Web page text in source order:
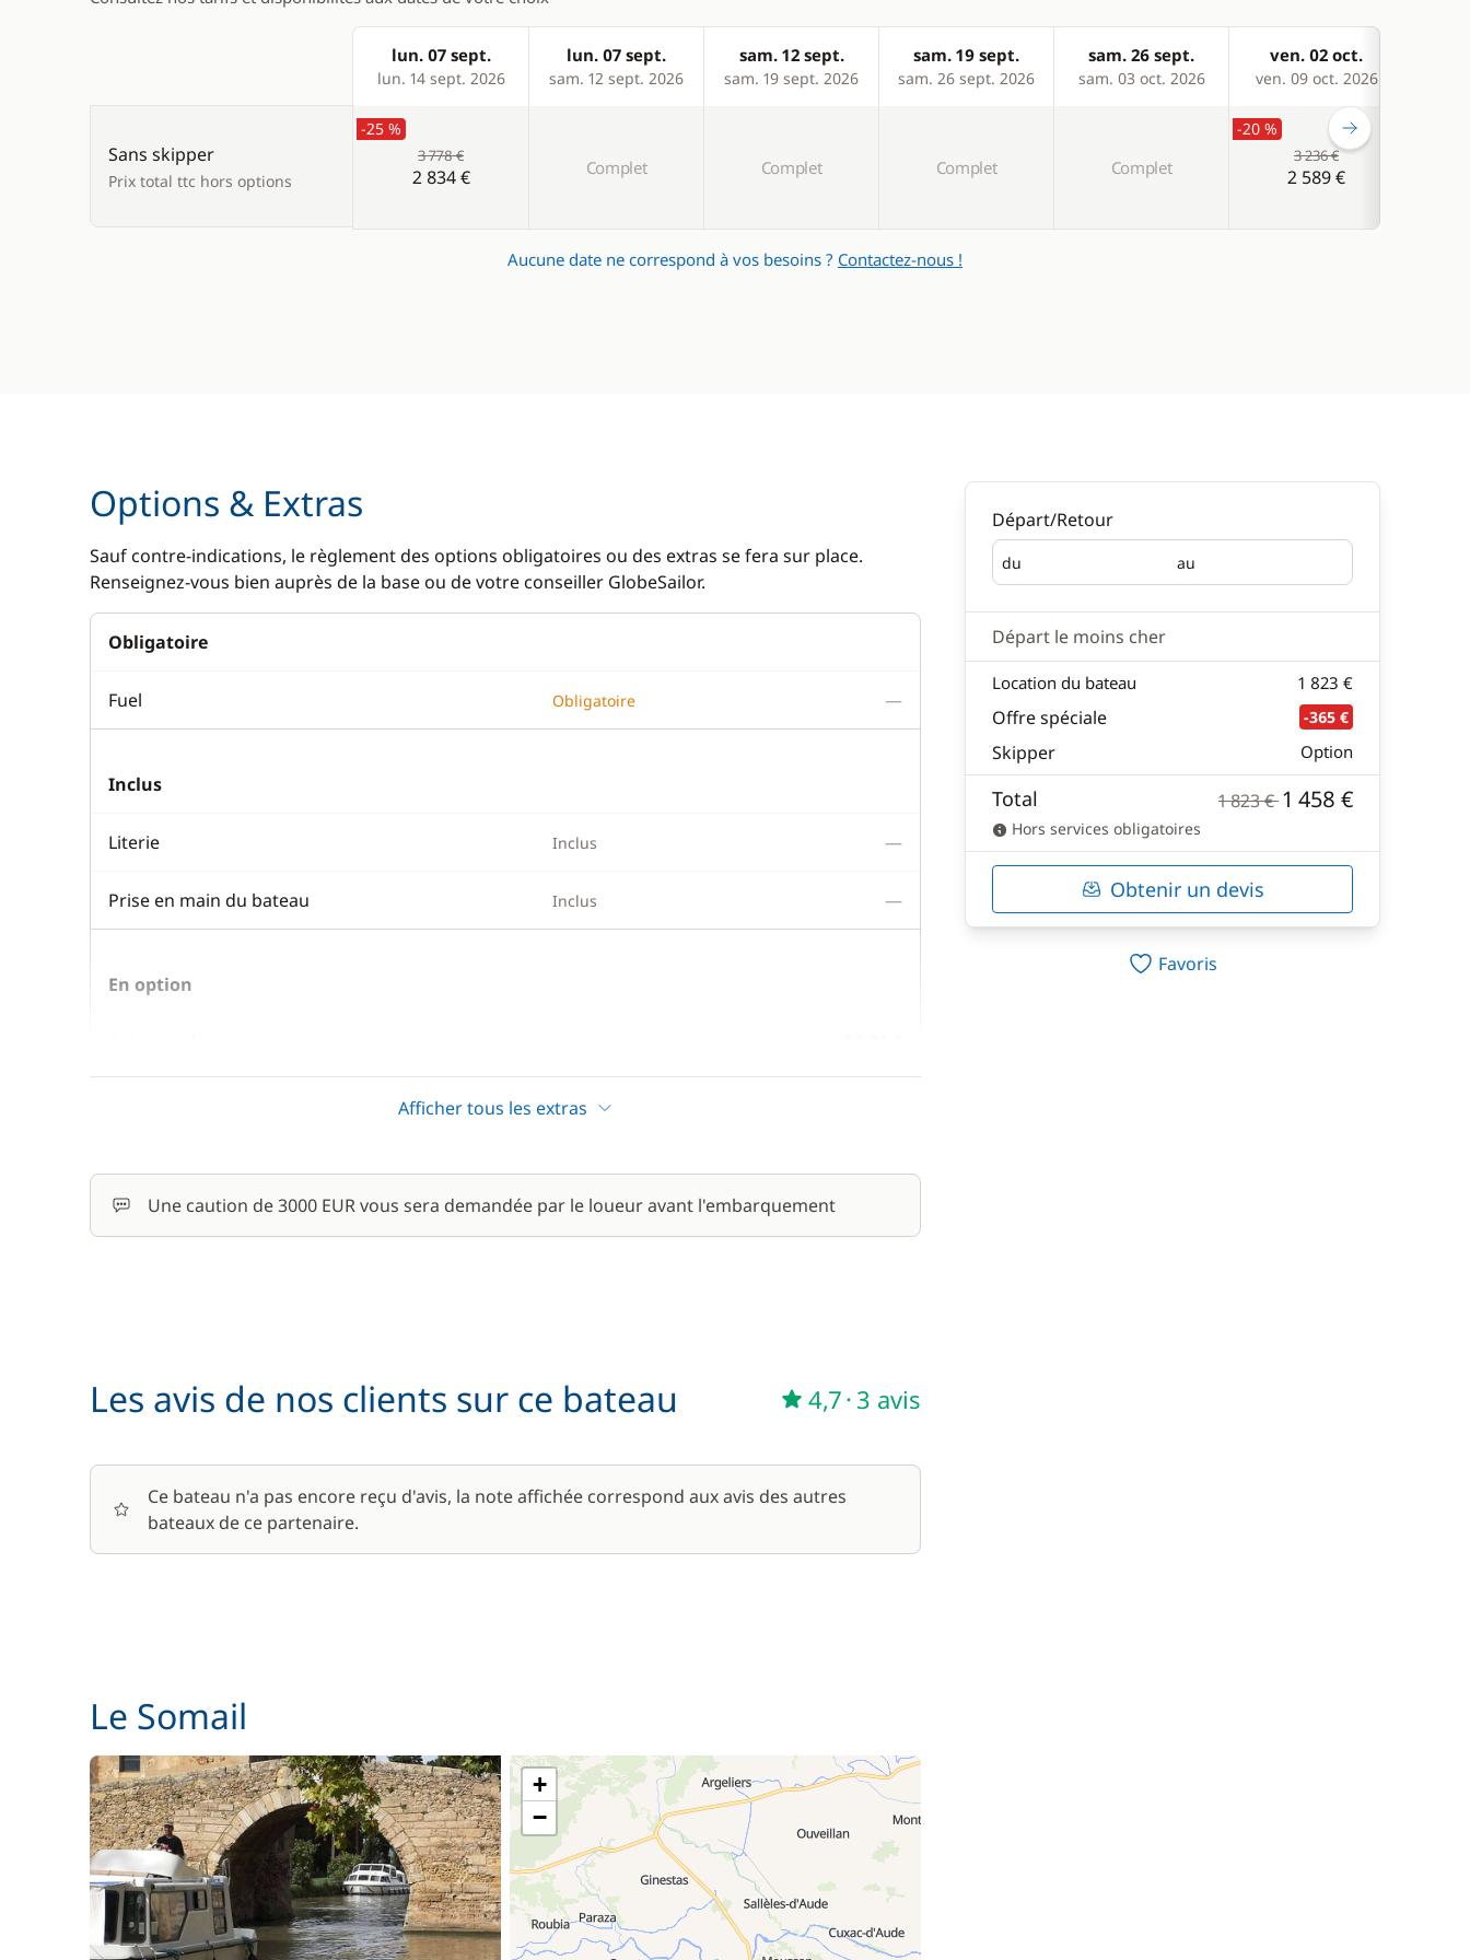
Products
lun. 07 sept.
lun. 14 sept. 2026
lun. 07 sept.
sam. 12 sept. 2026
sam. 12 sept.
sam. 19 sept. 2026
sam. 19 sept.
sam. 26 sept. 2026
sam. 26 sept.
sam. 03 oct. 2026
ven. 02 oct.
ven. 09 oct. 2026
Sans skipper
Prix total ttc hors options
-25 %
3 778 €
2 834 € Complet Complet Complet Complet
-20 %
3 236 €
2 589 €
Aucune date ne correspond à vos besoins ? Contactez-nous !
Options & Extras
Sauf contre-indications, le règlement des options obligatoires ou des extras se fera sur place.
Renseignez-vous bien auprès de la base ou de votre conseiller GlobeSailor.
Obligatoire
Fuel Obligatoire —
Inclus
Literie Inclus —
Prise en main du bateau Inclus —
En option
Frais de Convoyage 200,00 €
Pack Confort 810,00 €
6,00 €
Afficher tous les extras
Une caution de 3000 EUR vous sera demandée par le loueur avant l'embarquement
Les avis de nos clients sur ce bateau 4,7· 3 avis
Ce bateau n'a pas encore reçu d'avis, la note affichée correspond aux avis des autres
bateaux de ce partenaire.
Le Somail
+
−
Départ/Retour
du
Départ au
Retour
Départ le moins cher
Location du bateau 1 823 €
Offre spéciale -365 €
Skipper Option
Total 1 823 €1 458 €
Hors services obligatoires
Obtenir un devis
Favoris